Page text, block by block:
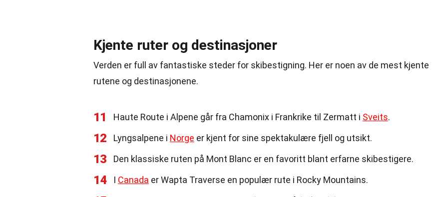
Kjente ruter og destinasjoner
Verden er full av fantastiske steder for skibestigning. Her er noen av de mest kjente
rutene og destinasjonene.
11 Haute Route i Alpene går fra Chamonix i Frankrike til Zermatt i Sveits.
12 Lyngsalpene i Norge er kjent for sine spektakulære fjell og utsikt.
13 Den klassiske ruten på Mont Blanc er en favoritt blant erfarne skibestigere.
14 I Canada er Wapta Traverse en populær rute i Rocky Mountains.